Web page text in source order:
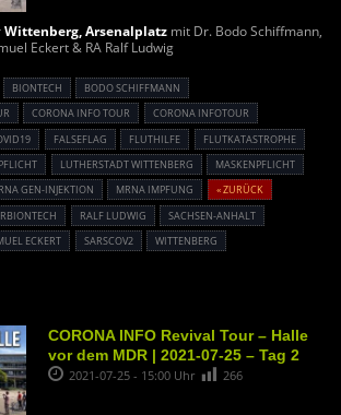
Wittenberg, Arsenalplatz mit Dr. Bodo Schiffmann,
Eckert & RA Ralf Ludwig
BIONTECH
BODO SCHIFFMANN
CORONA INFO TOUR
CORONA INFOTOUR
FALSEFLAG FLUTHILFE
FLUTKATASTROPHE
LUTHERSTADT WITTENBERG
MASKENPFLICHT
GEN-INJEKTION MRNA IMPFUNG
« ZURÜCK
RALF LUDWIG
SACHSEN-ANHALT
ECKERT SARSCOV2
WITTENBERG
CORONA INFO Revival Tour – Halle
vor dem MDR | 2021-07-25 – Tag 2
2021-07-25 - 15:00 Uhr 266